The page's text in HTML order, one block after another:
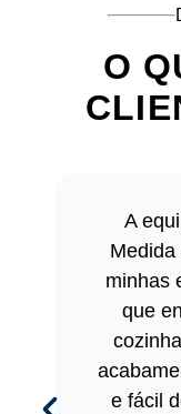
O
A
Medida
minhas
que
e fácil